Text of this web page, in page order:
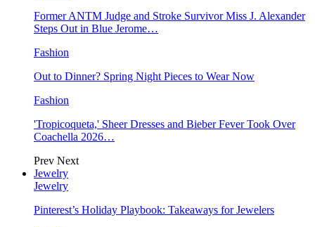
Former ANTM Judge and Stroke Survivor Miss J. Alexander
Steps Out in Blue Jerome…
Fashion
Out to Dinner? Spring Night Pieces to Wear Now
Fashion
'Tropicoqueta,' Sheer Dresses and Bieber Fever Took Over
Coachella 2026…
Prev Next
Jewelry
Jewelry
Pinterest’s Holiday Playbook: Takeaways for Jewelers